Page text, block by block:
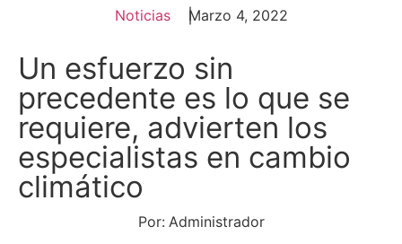
Noticias Marzo 4, 2022
Un esfuerzo sin
precedente es lo que se
requiere, advierten los
especialistas en cambio
climático
Por: Administrador